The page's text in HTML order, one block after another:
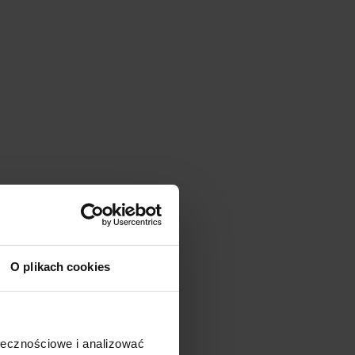
O plikach cookies
i analizować